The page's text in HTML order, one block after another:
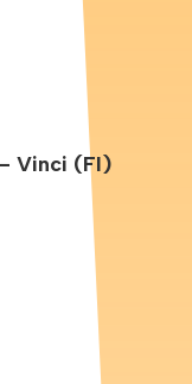
Vinci (FI)